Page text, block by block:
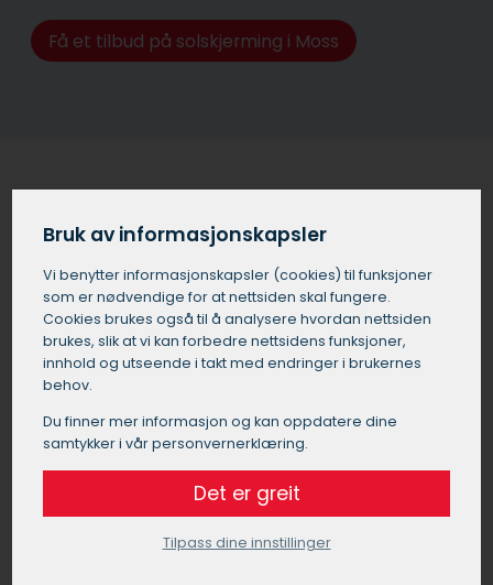
Få et tilbud på solskjerming i Moss
Solskjerming for bedrifter og
kontorer i Moss
Utvendig solskjerming i Moss er ikke bare viktig for
boliger, men også for de som driver næring, som f.eks.
butikklokaler og kontorer. Noen av de viktigste fordelene
ved å montere utvendig solskjerming i næringsbygg i
Solskjerming i Moss reduserer blending og
varmeoppbygging som igjen skaper et mer
behagelig arbeidsmiljø for ansatte.
Bruk av informasjonskapsler
Vi benytter informasjons­kapsler (cookies) til funksjoner
som er nødvendige for at nettsiden skal fungere.
Cookies brukes også til å analysere hvordan nettsiden
brukes, slik at vi kan forbedre nettsidens funksjoner,
innhold og utseende i takt med endringer i brukernes
behov.
Du finner mer informasjon og kan oppdatere dine
samtykker i vår personvernerklæring.
Det er greit
Tilpass dine innstillinger